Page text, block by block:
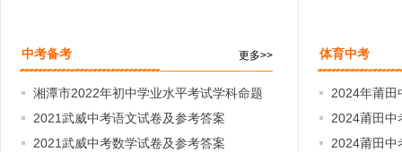
中考备考 更多>>
湘潭市2022年初中学业水平考试学科命题
要求
2021武威中考语文试卷及参考答案
2021武威中考数学试卷及参考答案
体育中考
2024年莆田
2024莆田中
2024莆田中